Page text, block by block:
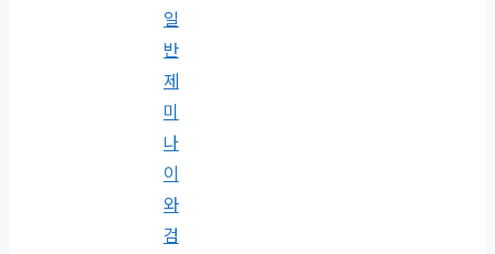
일
반
제
미
나
이
와
검